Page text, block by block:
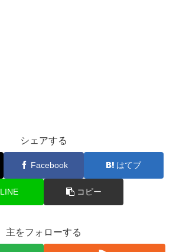
シェアする
Facebook はてブ
LINE コピー
主をフォローする